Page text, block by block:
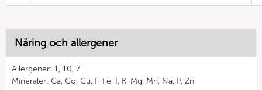
Näring och allergener
Allergener: 1, 10, 7
Mineraler: Ca, Co, Cu, F, Fe, I, K, Mg, Mn, Na, P, Zn